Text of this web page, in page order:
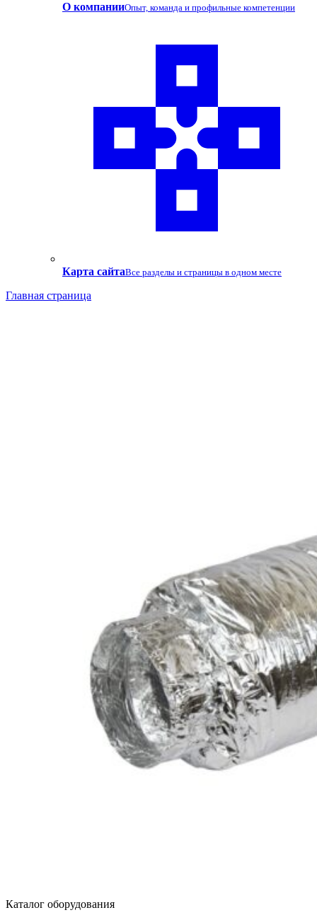
О компанииОпыт, команда и профильные компетенции
Карта сайтаВсе разделы и страницы в одном месте
Главная страница
Каталог оборудования